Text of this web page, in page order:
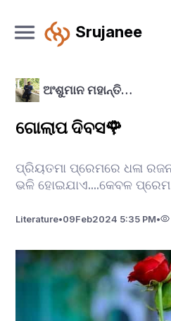
Srujanee
ଅଂଶୁମାନ ମହାନ୍ତି…
ଗୋଲାପ ଦିବସ🌹
ପ୍ରିୟତମା ପ୍ରେମରେ ଧଳା
ଭଳି ହୋଇଯାଏ....କେବଳ
Literature•09Feb2024 5:35 PM•